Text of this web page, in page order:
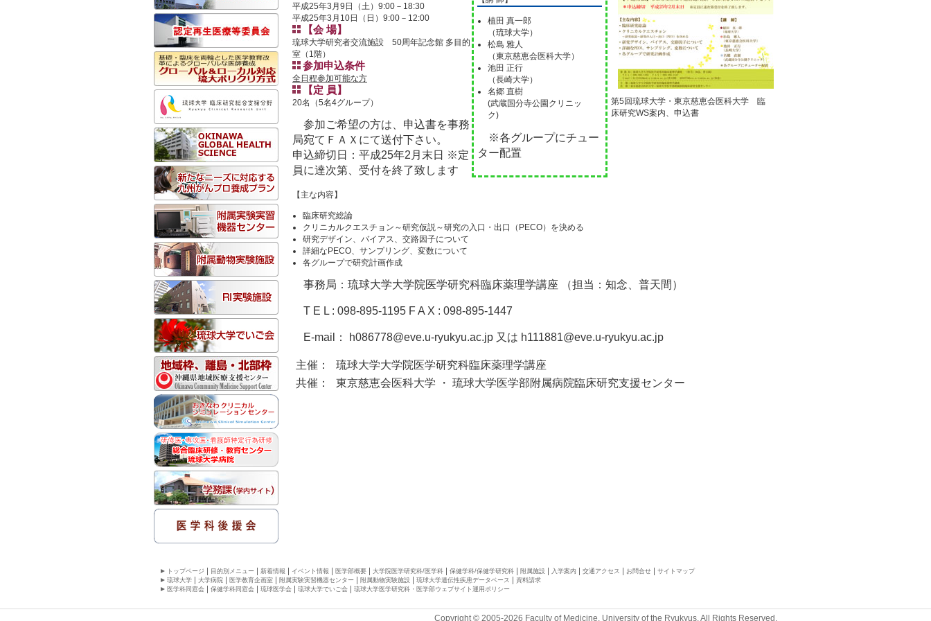
第5回琉球大学・東京慈恵会医科大学 臨
床研究WS案内、申込書
植田 真一郎
（琉球大学）
松島 雅人
（東京慈恵会医科大学）
池田 正行
（長崎大学）
名郷 直樹
(武蔵国分寺公園クリニッ
ク)
※各グループにチュー
ター配置
平成25年3月9日（土）9:00－18:30
平成25年3月10日（日）9:00－12:00
【会 場】
琉球大学研究者交流施設 50周年記念館 多目的
室（1階）
参加申込条件
全日程参加可能な方
【定 員】
20名（5名4グループ）
参加ご希望の方は、申込書を事務
局宛てＦＡＸにて送付下さい。
申込締切日：平成25年2月末日 ※定
員に達次第、受付を終了致します
【主な内容】
臨床研究総論
クリニカルクエスチョン～研究仮説～研究の入口・出口（PECO）を決める
研究デザイン、バイアス、交路因子について
詳細なPECO、サンプリング、変数について
各グループで研究計画作成
事務局：琉球大学大学院医学研究科臨床薬理学講座 （担当：知念、普天間）
T E L : 098-895-1195 F A X : 098-895-1447
E-mail： h086778@eve.u-ryukyu.ac.jp 又は h111881@eve.u-ryukyu.ac.jp
主催：
琉球大学大学院医学研究科臨床薬理学講座
共催：
東京慈恵会医科大学 ・ 琉球大学医学部附属病院臨床研究支援センター
トップページ 目的別メニュー 新着情報 イベント情報 医学部概要 大学院医学研究科/医学科 保健学科/保健学研究科 附属施設 入学案内 交通アクセス お問合せ
サイトマップ
琉球大学
大学病院 医学教育企画室 附属実験実習機器センター 附属動物実験施設 琉球大学遺伝性疾患データベース
資料請求
医学科同窓会
保健学科同窓会 琉球医学会 琉球大学でいご会 琉球大学医学研究科・医学部ウェブサイト運用ポリシー
Copyright © 2005-2026 Faculty of Medicine, University of the Ryukyus. All Rights Reserved.